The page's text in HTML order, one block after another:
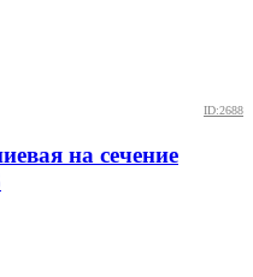
ID:2688
на сечение